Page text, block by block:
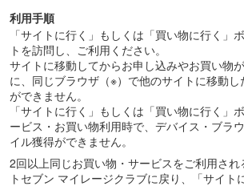
利用手順
「サイトに行く」もしくは「買い物に行く」
トを訪問し、ご利用ください。
サイトに移動してからお申し込みやお買い物
に、同じブラウザ（※）で他のサイトに移動
ができません。
「サイトに行く」もしくは「買い物に行く」
ービス・お買い物利用時で、デバイス・ブラ
イル獲得ができません。
2回以上同じお買い物・サービスをご利用され
トセブン マイレージクラブに戻り、「サイト